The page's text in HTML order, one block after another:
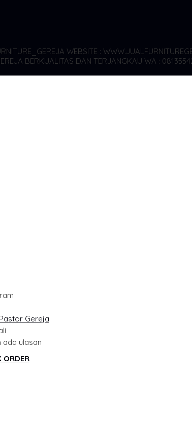
WEBSITE :
BERKUALITAS DAN TERJANGKAU WA :
Gereja
ada ulasan
ORDER